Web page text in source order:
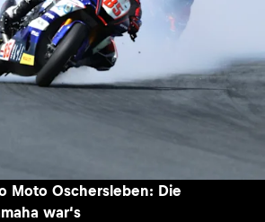
Moto Oschersleben: Die
war‘s